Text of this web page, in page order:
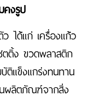
คงรูป
ได้แก่ เครื่องแก้ว
ตติ้ง ขวดพลาสติก
ติแข็งแกร่งทนทาน
นผลิตภัณฑ์จากสิ่ง